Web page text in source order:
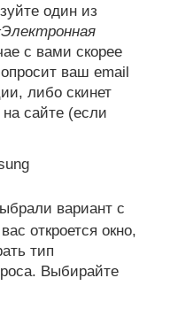
один из
с вами скорее
ваш email
либо скинет
сайте (если
вариант с
откроется окно,
тип
Выбирайте